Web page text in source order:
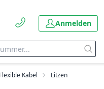
Anmelden
Flexible Kabel Litzen